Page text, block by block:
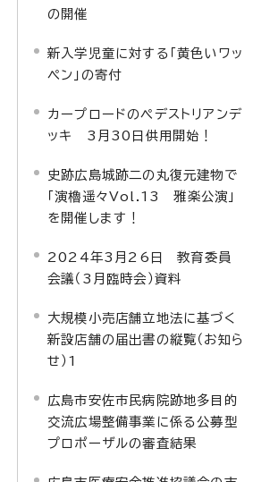
の開催
新入学児童に対する「黄色いワッ
ペン」の寄付
カープロードのペデストリアンデ
ッキ 3月30日供用開始！
史跡広島城跡二の丸復元建物で
「演櫓遥々Vol.13 雅楽公演」
を開催します！
2024年3月26日 教育委員
会議（3月臨時会）資料
大規模小売店舗立地法に基づく
新設店舗の届出書の縦覧（お知ら
せ）1
広島市安佐市民病院跡地多目的
交流広場整備事業に係る公募型
プロポーザルの審査結果